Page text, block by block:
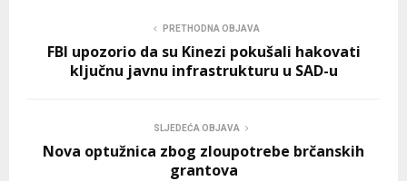
PRETHODNA OBJAVA
FBI upozorio da su Kinezi pokušali hakovati
ključnu javnu infrastrukturu u SAD-u
SLJEDEĆA OBJAVA
Nova optužnica zbog zloupotrebe brčanskih
grantova